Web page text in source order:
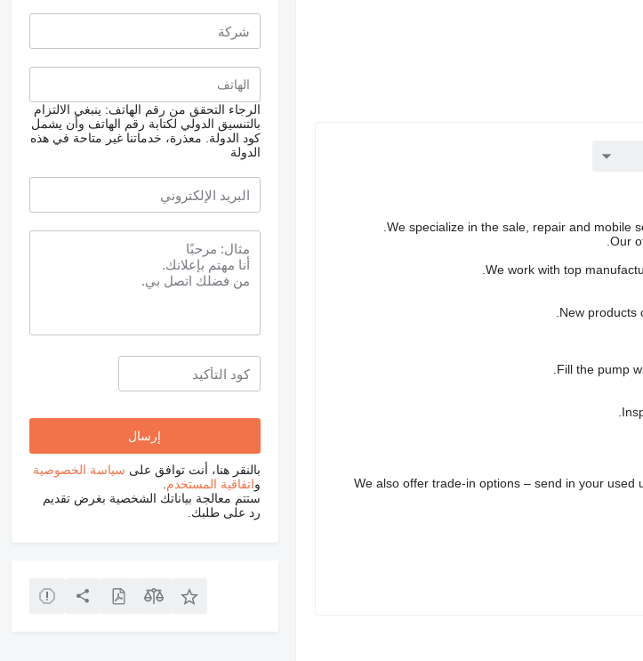
We specialize in the sale, repair and mobile
Our
We work with top
New products
We also offer trade-in options – send in your
الرجاء التحقق من رقم الهاتف: ينبغي الالتزام
بالتنسيق الدولي لكتابة رقم الهاتف وأن يشمل
كود الدولة.
معذرة، خدماتنا غير متاحة في هذه
الدولة
بالنقر هنا، أنت توافق على سياسة الخصوصية
واتفاقية المستخدم
ستتم معالجة بياناتك الشخصية بغرض تقديم
رد على طلبك.